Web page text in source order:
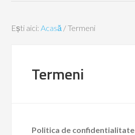
Ești aici: Acasă /Termeni
Termeni
Politica de confidentialitate